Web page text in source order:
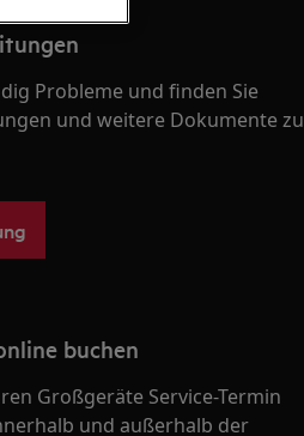
Probleme und finden Sie
und weitere Dokumente zu
buchen
Großgeräte Service-Termin
und außerhalb der